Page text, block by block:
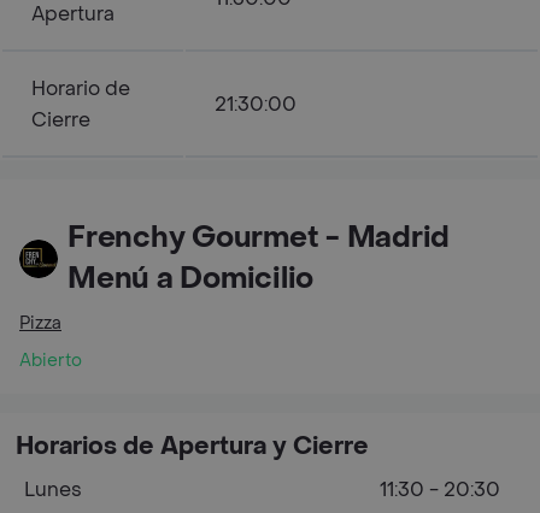
Apertura
Horario de
Cierre
21:30:00
Frenchy Gourmet - Madrid
Menú a Domicilio
Pizza
Abierto
Horarios de Apertura y Cierre
Lunes
11:30 - 20:30